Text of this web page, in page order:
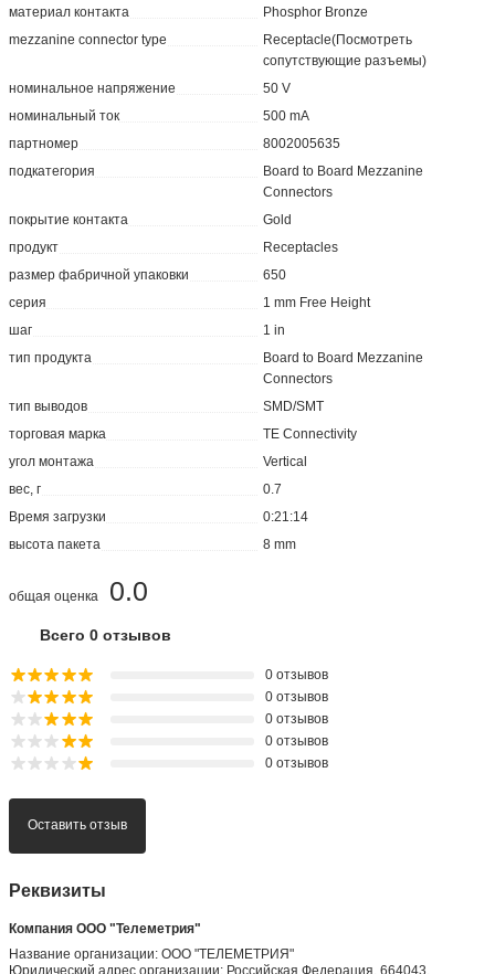
материал контакта
Phosphor Bronze
mezzanine connector type
Receptacle(Посмотреть
сопутствующие разъемы)
номинальное напряжение
50 V
номинальный ток
500 mA
партномер
8002005635
подкатегория
Board to Board Mezzanine
Connectors
покрытие контакта
Gold
продукт
Receptacles
размер фабричной упаковки
650
серия
1 mm Free Height
шаг
1 in
тип продукта
Board to Board Mezzanine
Connectors
тип выводов
SMD/SMT
торговая марка
TE Connectivity
угол монтажа
Vertical
вес, г
0.7
Время загрузки
0:21:14
высота пакета
8 mm
0.0
общая оценка
Всего 0 отзывов
0 отзывов
0 отзывов
0 отзывов
0 отзывов
0 отзывов
Оставить отзыв
Реквизиты
Компания ООО "Телеметрия"
Название организации: ООО "ТЕЛЕМЕТРИЯ"